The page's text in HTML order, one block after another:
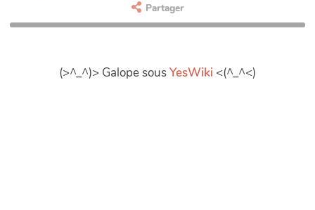
Partager
(>^_^)> Galope sousYesWiki <(^_^<)